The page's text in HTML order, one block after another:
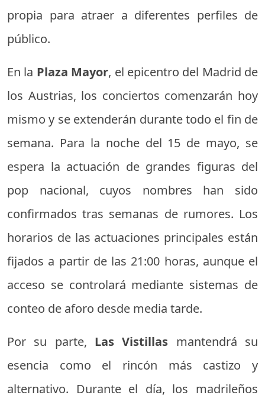
propia para atraer a diferentes perfiles de
público.
En la Plaza Mayor, el epicentro del Madrid de
los Austrias, los conciertos comenzarán hoy
mismo y se extenderán durante todo el fin de
semana. Para la noche del 15 de mayo, se
espera la actuación de grandes figuras del
pop nacional, cuyos nombres han sido
confirmados tras semanas de rumores. Los
horarios de las actuaciones principales están
fijados a partir de las 21:00 horas, aunque el
acceso se controlará mediante sistemas de
conteo de aforo desde media tarde.
Por su parte, Las Vistillas mantendrá su
esencia como el rincón más castizo y
alternativo. Durante el día, los madrileños